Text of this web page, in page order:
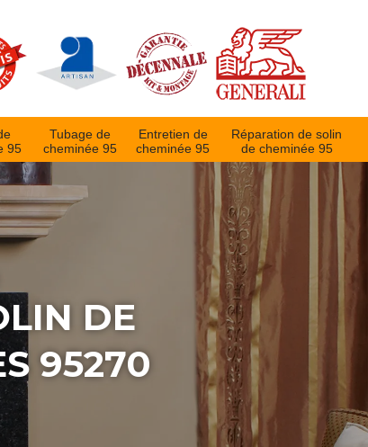
95
Tubage de
cheminée 95
Entretien de
cheminée 95
Réparation de solin
de cheminée 95
DE
95270